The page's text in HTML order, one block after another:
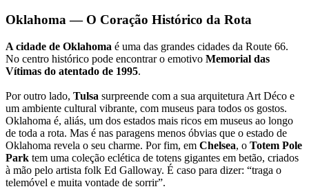
Oklahoma — O Coração Histórico da Rota
A cidade de Oklahoma é uma das grandes cidades da Route 66.
No centro histórico pode encontrar o emotivo Memorial das
Vítimas do atentado de 1995.
Por outro lado, Tulsa surpreende com a sua arquitetura Art Déco e
um ambiente cultural vibrante, com museus para todos os gostos.
Oklahoma é, aliás, um dos estados mais ricos em museus ao longo
de toda a rota. Mas é nas paragens menos óbvias que o estado de
Oklahoma revela o seu charme. Por fim, em Chelsea, o Totem Pole
Park tem uma coleção eclética de totens gigantes em betão, criados
à mão pelo artista folk Ed Galloway. É caso para dizer: “traga o
telemóvel e muita vontade de sorrir”.